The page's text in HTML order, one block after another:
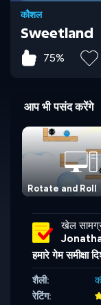
कौशल
Sweetland
75%
आप भी पसंद करेंगे
Rotate and Roll
खेल
हमारे गेम समीक्षा
शैली:
रेटिंग: